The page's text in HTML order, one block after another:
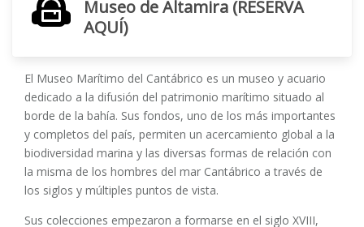
Museo de Altamira (RESERVA
AQUÍ)
El Museo Marítimo del Cantábrico es un museo y acuario
dedicado a la difusión del patrimonio marítimo situado al
borde de la bahía.​ Sus fondos, uno de los más importantes
y completos del país, permiten un acercamiento global a la
biodiversidad marina y las diversas formas de relación con
la misma de los hombres del mar Cantábrico a través de
los siglos y múltiples puntos de vista.
Sus colecciones empezaron a formarse en el siglo XVIII,